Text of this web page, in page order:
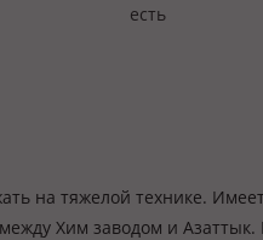
есть
на тяжелой технике.
Хим заводом и